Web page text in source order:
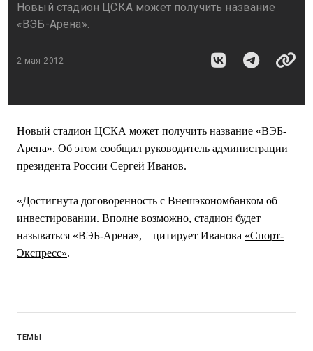
Новый стадион ЦСКА может получить название
«ВЭБ-Арена».
2 мая 2012
Новый стадион ЦСКА может получить название «ВЭБ-
Арена». Об этом сообщил руководитель администрации
президента России Сергей Иванов.
«Достигнута договоренность с Внешэкономбанком об
инвестировании. Вполне возможно, стадион будет
называться «ВЭБ-Арена», – цитирует Иванова «Спорт-
Экспресс».
ТЕМЫ